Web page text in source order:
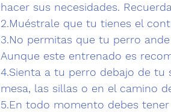
hacer sus necesidades.
2.Muéstrale que tu tienes el
3.No permitas que tu perro
Aunque este entrenado es
4.Sienta a tu perro debajo de tu
mesa, las sillas o en el camino
5.En todo momento debes